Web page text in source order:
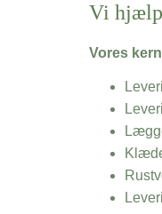
Vi
Vores